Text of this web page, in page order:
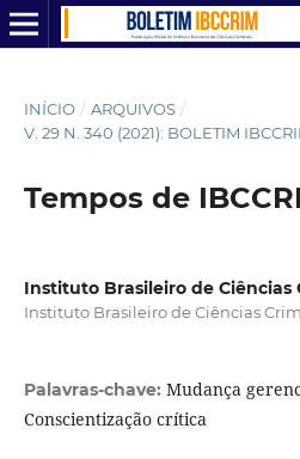
INÍCIO / ARQUIVOS /
V. 29 N. 340 (2021): BOLETIM
Tempos de
Instituto Brasileiro de Ciências
Instituto Brasileiro de Ciências
Palavras-chave: Mudança
Conscientização crítica